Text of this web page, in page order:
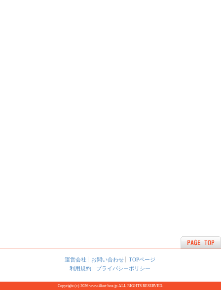
運営会社 お問い合わせ
TOPページ
利用規約
プライバシーポリシー
Copyright (c) 2026 www.illust-box.jp ALL RIGHTS RESERVED.